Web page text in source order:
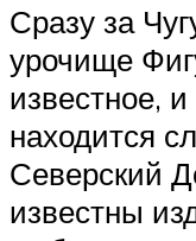
Сразу за
урочище
известное,
находится
Северский
известны